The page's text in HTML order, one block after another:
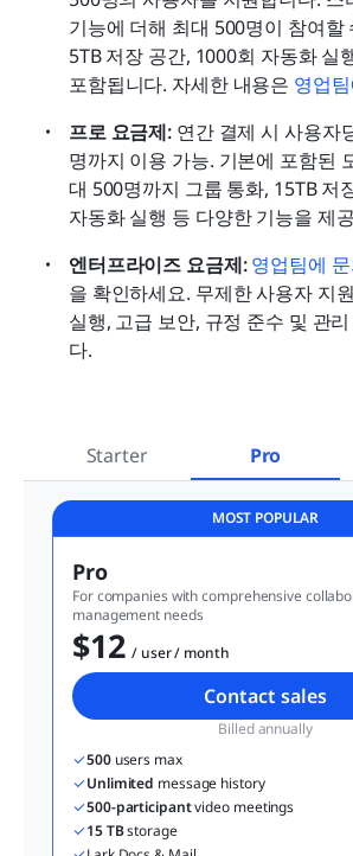
기능에 더해 최대 500명이 참여할
5TB 저장 공간, 1000회 자동화 실
포함됩니다. 자세한 내용은 영업
프로 요금제: 연간 결제 시 사용자
명까지 이용 가능. 기본에 포함된
대 500명까지 그룹 통화, 15TB 저
자동화 실행 등 다양한 기능을 제
엔터프라이즈 요금제: 영업팀에
을 확인하세요. 무제한 사용자 지
실행, 고급 보안, 규정 준수 및 관
다.
Starter Pro
MOST POPULAR
Pro
For companies with comprehensive
management needs
$12
  / user / month
Contact sales
Billed annually
500 users max
Unlimited message history
500-participant video meetings
15 TB storage